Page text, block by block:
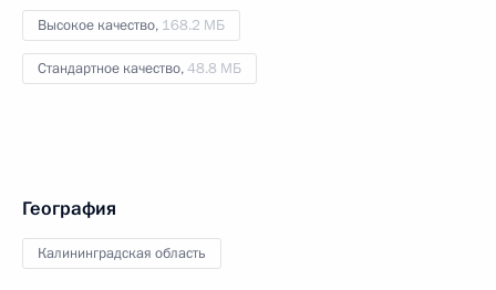
Высокое качество, 168.2 МБ
Стандартное качество,48.8 МБ
География
Калининградская область